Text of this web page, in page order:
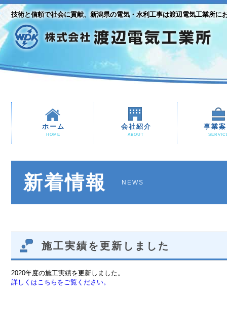
技術と信頼で社会に貢献、新潟県の電気・水利工事は渡辺電気工業所に
ホーム
HOME
会社紹介
ABOUT
事業
新着情報 NEWS
施工実績を更新しました
2020年度の施工実績を更新しました。
詳しくはこちらをご覧ください。